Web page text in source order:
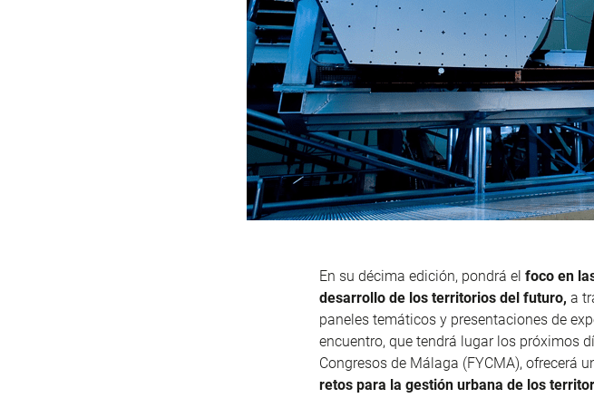
En su décima edición, pondrá el foco en
desarrollo de los territorios del futuro, a
paneles temáticos y presentaciones de
encuentro, que tendrá lugar los próximos
Congresos de Málaga (FYCMA), ofrecerá
retos para la gestión urbana de los